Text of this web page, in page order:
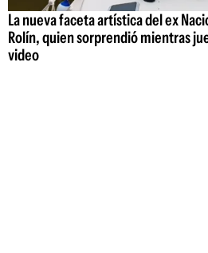
La nueva faceta artística del ex
Rolín, quien sorprendió mientras
video